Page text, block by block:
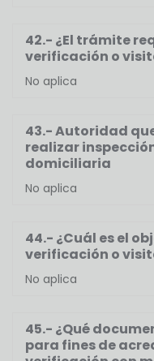
42.- ¿El trámite
verificación o
No aplica
43.- Autoridad
realizar
domiciliaria
No aplica
44.- ¿Cuál es el
verificación o
No aplica
45.- ¿Qué
para fines de